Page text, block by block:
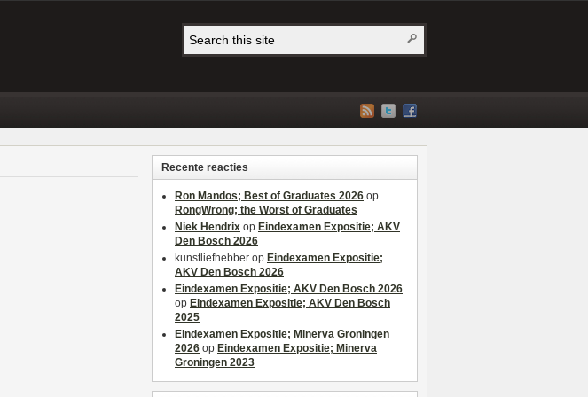
Recente reacties
Ron Mandos; Best of Graduates 2026 op
RongWrong; the Worst of Graduates
Niek Hendrix op Eindexamen Expositie; AKV
Den Bosch 2026
kunstliefhebber op Eindexamen Expositie;
AKV Den Bosch 2026
Eindexamen Expositie; AKV Den Bosch 2026
op Eindexamen Expositie; AKV Den Bosch
2025
Eindexamen Expositie; Minerva Groningen
2026 op Eindexamen Expositie; Minerva
Groningen 2023